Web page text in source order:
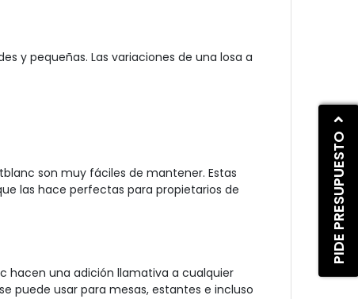
PIDE PRESUPUESTO
y pequeñas. Las variaciones de una losa a
son muy fáciles de mantener. Estas
las hace perfectas para propietarios de
hacen una adición llamativa a cualquier
puede usar para mesas, estantes e incluso